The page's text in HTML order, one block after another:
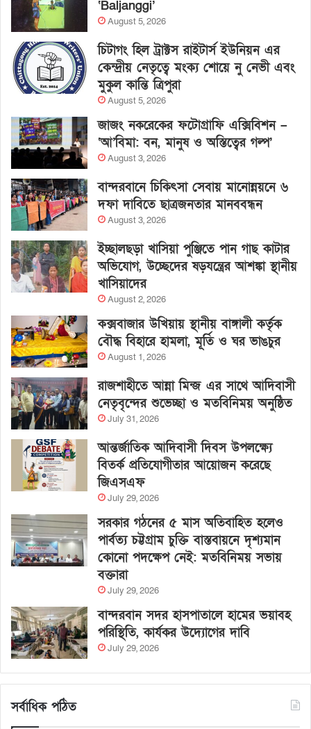
‘Baljanggi’
August 5, 2026
চিটাগং হিল ট্রাক্টস রাইটার্স ইউনিয়ন এর
কেন্দ্রীয় নেতৃত্বে মংক্য শোয়ে নু নেভী এবং
মুকুল কান্তি ত্রিপুরা
August 5, 2026
জাজং নকরেকের ফটোগ্রাফি এক্সিবিশন –
‘আ’বিমা: বন, মানুষ ও অস্তিত্বের গল্প’
August 3, 2026
বান্দরবানে চিকিৎসা সেবায় মানোন্নয়নে ৬
দফা দাবিতে ছাত্রজনতার মানববন্ধন
August 3, 2026
ইচ্ছালছড়া খাসিয়া পুঞ্জিতে পান গাছ কাটার
অভিযোগ, উচ্ছেদের ষড়যন্ত্রের আশঙ্কা স্থানীয়
খাসিয়াদের
August 2, 2026
কক্সবাজার উখিয়ায় স্থানীয় বাঙ্গালী কর্তৃক
বৌদ্ধ বিহারে হামলা, মূর্তি ও ঘর ভাঙচুর
August 1, 2026
রাজশাহীতে আন্না মিন্জ এর সাথে আদিবাসী
নেতৃবৃন্দের শুভেচ্ছা ও মতবিনিময় অনুষ্ঠিত
July 31, 2026
আন্তর্জাতিক আদিবাসী দিবস উপলক্ষ্যে
বিতর্ক প্রতিযোগীতার আয়োজন করেছে
জিএসএফ
July 29, 2026
সরকার গঠনের ৫ মাস অতিবাহিত হলেও
পার্বত্য চট্টগ্রাম চুক্তি বাস্তবায়নে দৃশ্যমান
কোনো পদক্ষেপ নেই: মতবিনিময় সভায়
বক্তারা
July 29, 2026
বান্দরবান সদর হাসপাতালে হামের ভয়াবহ
পরিস্থিতি, কার্যকর উদ্যোগের দাবি
July 29, 2026
সর্বাধিক পঠিত